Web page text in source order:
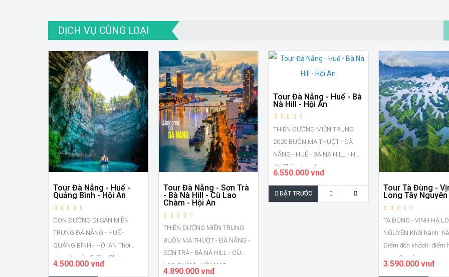
DỊCH VỤ CÙNG LOẠI
Tour Đà Nẵng - Huế -
Quảng Bình - Hội An
CON ĐƯỜNG DI SẢN MIỀN
TRUNG ĐÀ NẴNG - HUẾ -
QUẢNG BÌNH - HỘI AN Thời
gian: 4 ngày 5 đêm Phươn..
4.500.000 vnđ
Tour Đà Nẵng - Sơn Trà
- Bà Nà Hill - Cù Lao
Chàm - Hội An
THIÊN ĐƯỜNG MIỀN TRUNG
BUÔN MA THUỘT - ĐÀ NẴNG -
SƠN TRÀ - BÀ NÀ HILL - CÙ
LAO CHÀM - HỘI AN T..
4.890.000 vnđ
Tour Đà Nẵng - Huế - Bà
Nà Hill - Hội An
THIÊN ĐƯỜNG MIỀN TRUNG
2020 BUÔN MA THUỘT - ĐÀ
NẴNG - HUẾ - BÀ NÀ HILL - HỘI
AN Thời gian: 4 n..
6.550.000 vnđ
ĐẶT TRƯỚC
Tour Tà Đùng -
Long Tây Nguyên
TÀ ĐÙNG - VỊNH HẠ
NGUYÊN Khởi hành:
Điểm đón khách: điểm
gian: 3 ngày..
3.590.000 vnđ